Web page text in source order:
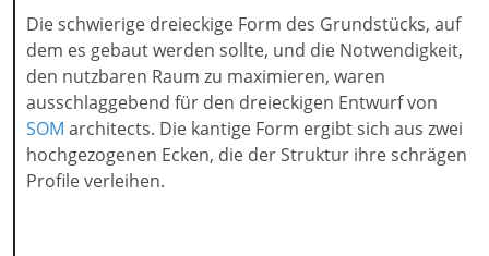
Die schwierige dreieckige Form des Grundstücks, auf
dem es gebaut werden sollte, und die Notwendigkeit,
den nutzbaren Raum zu maximieren, waren
ausschlaggebend für den dreieckigen Entwurf von
SOM architects. Die kantige Form ergibt sich aus zwei
hochgezogenen Ecken, die der Struktur ihre schrägen
Profile verleihen.